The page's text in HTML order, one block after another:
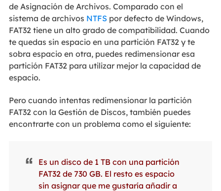
de Asignación de Archivos. Comparado con el
sistema de archivos NTFS por defecto de Windows,
FAT32 tiene un alto grado de compatibilidad. Cuando
te quedas sin espacio en una partición FAT32 y te
sobra espacio en otra, puedes redimensionar esa
partición FAT32 para utilizar mejor la capacidad de
espacio.
Pero cuando intentas redimensionar la partición
FAT32 con la Gestión de Discos, también puedes
encontrarte con un problema como el siguiente:
Es un disco de 1 TB con una partición
FAT32 de 730 GB. El resto es espacio
sin asignar que me gustaría añadir a